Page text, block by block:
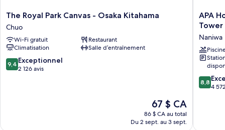
The
Royal
Park
Canvas
-
Osaka
Kitahama
The Royal Park Canvas - Osaka Kitahama
Chuo
Wi-Fi gratuit
Restaurant
Climatisation
Salle d’entraînement
9.4
sur
9,4 Exceptionnel
2 126 avis
Le
prix
est
67 $ CA
86 $ CA au total
Du 2 sept. au 3 sept.
APA
Hotel
Resort
Osaka
Namba
Ekimae
Tower
Naniwa
APA
Tower
Naniwa
8.8
sur
8,8
4